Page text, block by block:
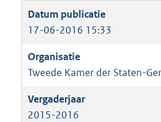
17-06-2016 15:33
Tweede Kamer der Staten-
2015-2016